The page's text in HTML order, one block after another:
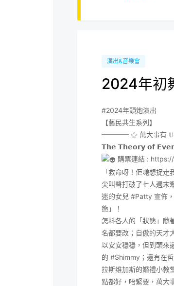
演出&音樂會
2024年初
#2024年頭炮演出
【藝民共生系列】
━━━━ ⚝ 萬大事有
𝗧𝗵𝗲 𝗧𝗵𝗲𝗼𝗿𝘆 𝗼𝗳
購票連結 :
「救命呀！佢哋想捉走
尖叫聲打破了七人週末
迷的女兒 #Patty 宣佈
態」！
怎料各人的「狀態」隨
名都要改；自傲的天才
以安安穩穩，但到頭來
的 #Shimmy ；還有在
拉斯维加斯的婚禮小教
點都好，唔緊要，萬大